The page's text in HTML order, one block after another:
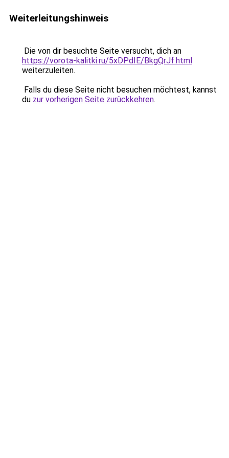
Weiterleitungshinweis
Die von dir besuchte Seite versucht, dich an
https://vorota-kalitki.ru/5xDPdIE/BkgQrJf.html
weiterzuleiten.
Falls du diese Seite nicht besuchen möchtest, kannst
du zur vorherigen Seite zurückkehren.